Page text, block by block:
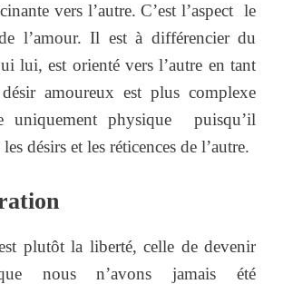
vers l’autre. C’est l’aspect le
l’amour. Il est à différencier du
lui, est orienté vers l’autre en tant
amoureux est plus complexe
uniquement physique puisqu’il
désirs et les réticences de l’autre.
plutôt la liberté, celle de devenir
nous n’avons jamais été